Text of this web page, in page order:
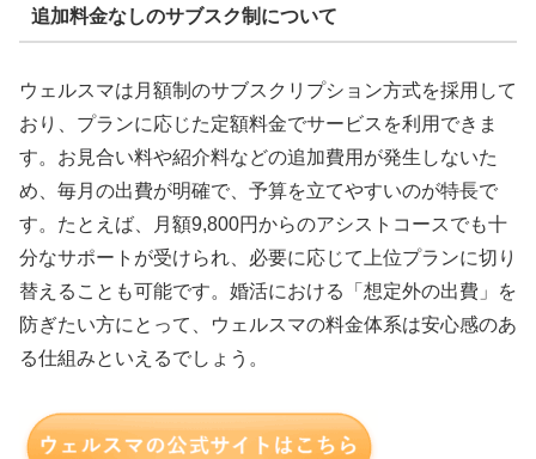
追加料金なしのサブスク制について
ウェルスマは月額制のサブスクリプション方式を採用して
おり、プランに応じた定額料金でサービスを利用できま
す。お見合い料や紹介料などの追加費用が発生しないた
め、毎月の出費が明確で、予算を立てやすいのが特長で
す。たとえば、月額9,800円からのアシストコースでも十
分なサポートが受けられ、必要に応じて上位プランに切り
替えることも可能です。婚活における「想定外の出費」を
防ぎたい方にとって、ウェルスマの料金体系は安心感のあ
る仕組みといえるでしょう。